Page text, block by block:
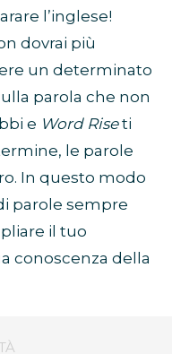
l’inglese!
dovrai più
un determinato
parola che non
e Word Riseti
le parole
In questo modo
parole sempre
il tuo
conoscenza della